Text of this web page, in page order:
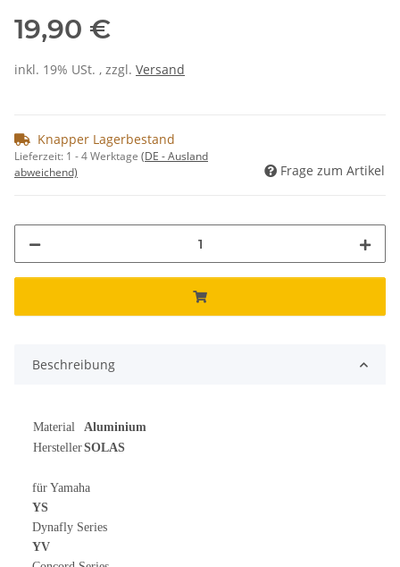
19,90 €
inkl. 19% USt. , zzgl. Versand
Knapper Lagerbestand
Lieferzeit: 1 - 4 Werktage (DE - Ausland
abweichend)
Frage zum Artikel
Beschreibung
Material
Aluminium
HerstellerSOLAS
für Yamaha
YS
Dynafly Series
YV